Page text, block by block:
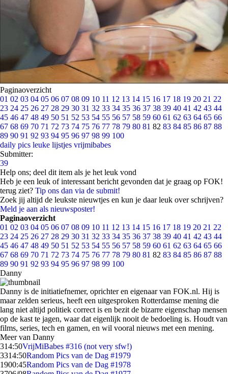
Paginaoverzicht
01 02 03 04 05 06 07 08 09 10 11 12 13 14 15 16 17 18 19 20 21 22
23 24 25 26 27 28 29 30 31 32 33 34 35 36 37 38 39 40 41 42 43 44
45 46 47 48 49 50 51 52 53 54 55 56 57 58 59 60 61 62 63 64 65 66
67 68 69 70 71 72 73 74 75 76 77 78 79 80 81 82 83 84 85 86 87 88
89 90 91 92 93 94 95 96 97 98 99 100
daily pics leuke lijstjes vrijmibabes
Submitter:
39
Help ons; deel dit item als je het leuk vond
Heb je een leuk of interessant bericht gevonden dat je graag op FOK!
terug ziet? Tip ons dan via de submit!
Zoek jij altijd de leukste nieuwtjes en kun je daar leuk over schrijven?
Meld je aan als nieuwsposter!
Paginaoverzicht
01 02 03 04 05 06 07 08 09 10 11 12 13 14 15 16 17 18 19 20 21 22
23 24 25 26 27 28 29 30 31 32 33 34 35 36 37 38 39 40 41 42 43 44
45 46 47 48 49 50 51 52 53 54 55 56 57 58 59 60 61 62 63 64 65 66
67 68 69 70 71 72 73 74 75 76 77 78 79 80 81 82 83 84 85 86 87 88
89 90 91 92 93 94 95 96 97 98 99 100
Danny
Danny is de initiatiefnemer, oprichter en eigenaar van FOK.nl. Hij is
maar zelden serieus, heeft een uitgesproken Rotterdamse mening die
lang niet altijd politiek correct is en bezit de bizarre eigenschap mensen
op de kast te jagen, waar dat eigenlijk nooit de bedoeling is. Houdt van
films, series, tech en gamen, en wil vooral nieuws met een mening.
Meer van Danny
314:50VrijMiBabes #316 (not very sfw!)
3314:50Random Pics van de Dag #1979
1900:45Random Pics van de Dag #1978